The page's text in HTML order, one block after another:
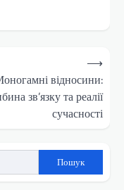
відносини:
зв’язку та реалії
сучасності
⟶
Пошук